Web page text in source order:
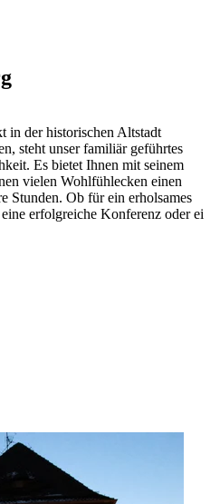
in der historischen Altstadt
steht unser familiär geführtes
Es bietet Ihnen mit seinem
vielen Wohlfühlecken einen
Stunden. Ob für ein erholsames
erfolgreiche Konferenz oder ei